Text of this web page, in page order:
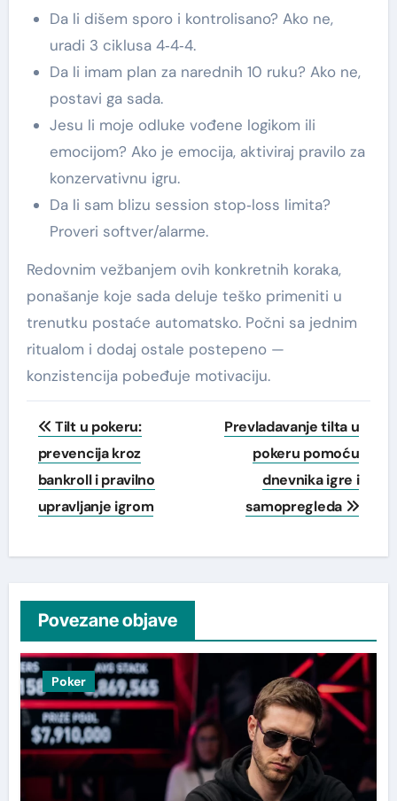
Da li dišem sporo i kontrolisano? Ako ne,
uradi 3 ciklusa 4‑4‑4.
Da li imam plan za narednih 10 ruku? Ako ne,
postavi ga sada.
Jesu li moje odluke vođene logikom ili
emocijom? Ako je emocija, aktiviraj pravilo za
konzervativnu igru.
Da li sam blizu session stop‑loss limita?
Proveri softver/alarme.
Redovnim vežbanjem ovih konkretnih koraka,
ponašanje koje sada deluje teško primeniti u
trenutku postaće automatsko. Počni sa jednim
ritualom i dodaj ostale postepeno —
konzistencija pobeđuje motivaciju.
Post
navigation
Tilt u pokeru:
prevencija kroz
bankroll i pravilno
upravljanje igrom
Prevladavanje tilta u
pokeru pomoću
dnevnika igre i
samopregleda
Povezane objave
Poker